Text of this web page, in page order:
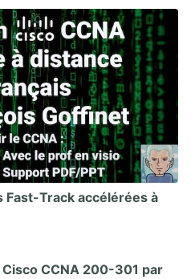
Fast-Track accélérées à
CCNA 200-301 par